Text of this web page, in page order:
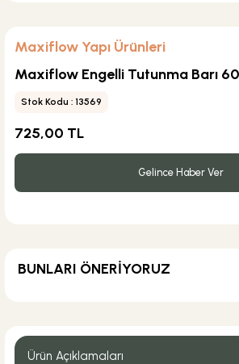
Maxiflow Yapı Ürünleri
Maxiflow Engelli Tutunma Barı
Stok Kodu : 13569
725,00 TL
Gelince Haber Ver
BUNLARI ÖNERİYORUZ
Ürün Açıklamaları